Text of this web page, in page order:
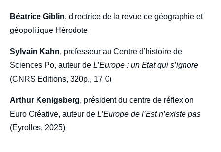
Béatrice Giblin, directrice de la revue de géographie et
géopolitique Hérodote
Sylvain Kahn, professeur au Centre d’histoire de
Sciences Po, auteur de L’Europe : un Etat qui s’ignore
(CNRS Editions, 320p., 17 €)
Arthur Kenigsberg, président du centre de réflexion
Euro Créative, auteur de L’Europe de l’Est n’existe pas
(Eyrolles, 2025)